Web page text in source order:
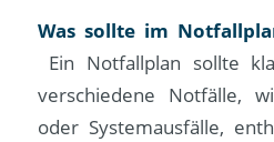
Was sollte im
Ein Notfallplan sollte
verschiedene Notfälle,
oder Systemausfälle,